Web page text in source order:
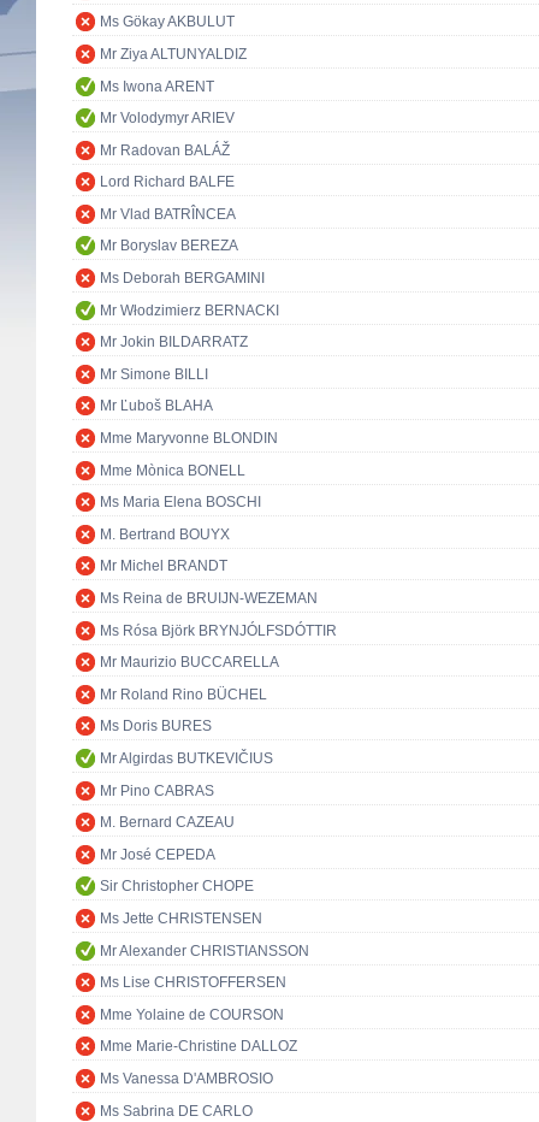
Ms Gökay AKBULUT
Mr Ziya ALTUNYALDIZ
Ms Iwona ARENT
Mr Volodymyr ARIEV
Mr Radovan BALÁŽ
Lord Richard BALFE
Mr Vlad BATRÎNCEA
Mr Boryslav BEREZA
Ms Deborah BERGAMINI
Mr Włodzimierz BERNACKI
Mr Jokin BILDARRATZ
Mr Simone BILLI
Mr Ľuboš BLAHA
Mme Maryvonne BLONDIN
Mme Mònica BONELL
Ms Maria Elena BOSCHI
M. Bertrand BOUYX
Mr Michel BRANDT
Ms Reina de BRUIJN-WEZEMAN
Ms Rósa Björk BRYNJÓLFSDÓTTIR
Mr Maurizio BUCCARELLA
Mr Roland Rino BÜCHEL
Ms Doris BURES
Mr Algirdas BUTKEVIČIUS
Mr Pino CABRAS
M. Bernard CAZEAU
Mr José CEPEDA
Sir Christopher CHOPE
Ms Jette CHRISTENSEN
Mr Alexander CHRISTIANSSON
Ms Lise CHRISTOFFERSEN
Mme Yolaine de COURSON
Mme Marie-Christine DALLOZ
Ms Vanessa D'AMBROSIO
Ms Sabrina DE CARLO